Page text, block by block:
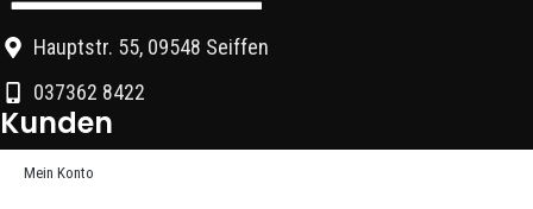
Hauptstr. 55, 09548 Seiffen
037362 8422
Kunden
Mein Konto